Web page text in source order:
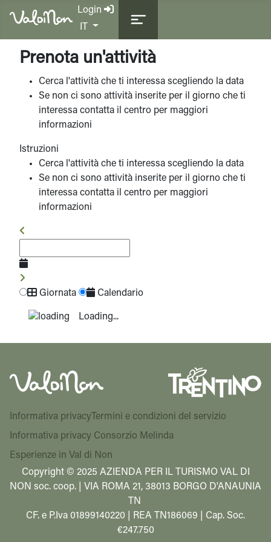
Login
Seleziona la tua lingua
IT
Prenota un'attività
Cerca l'attività che ti interessa scegliendo la data
Se non ci sono attività inserite per il giorno che ti
interessa contatta il centro per maggiori
informazioni
Istruzioni
Cerca l'attività che ti interessa scegliendo la data
Se non ci sono attività inserite per il giorno che ti
interessa contatta il centro per maggiori
informazioni
Giornata Calendario
Loading...
Informativa privacy Termini e condizioni del servizio
Informativa privacy Consorzio Melinda
Esperienze in Val di Non
Copyright © 2025 AZIENDA PER IL TURISMO VAL DI
NON soc. coop. | VIA ROMA 21, 38013 BORGO D'ANAUNIA
TN
CF. e P.Iva 01899140220 | REA TN186069 | Cap. Soc.
€247.750